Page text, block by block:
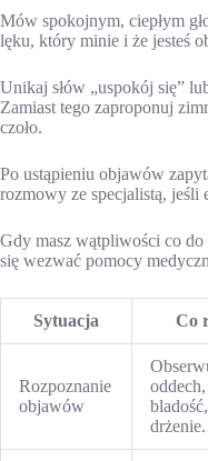
Mów spokojnym, ciepłym
lęku, który minie i że jesteś
Unikaj słów „uspokój się”
Zamiast tego zaproponuj
czoło.
Po ustąpieniu objawów
rozmowy ze specjalistą, jeśli
Gdy masz wątpliwości co
się wezwać pomocy
Sytuacja Co
Rozpoznanie
objawów
oddech,
bladość,
drżenie.